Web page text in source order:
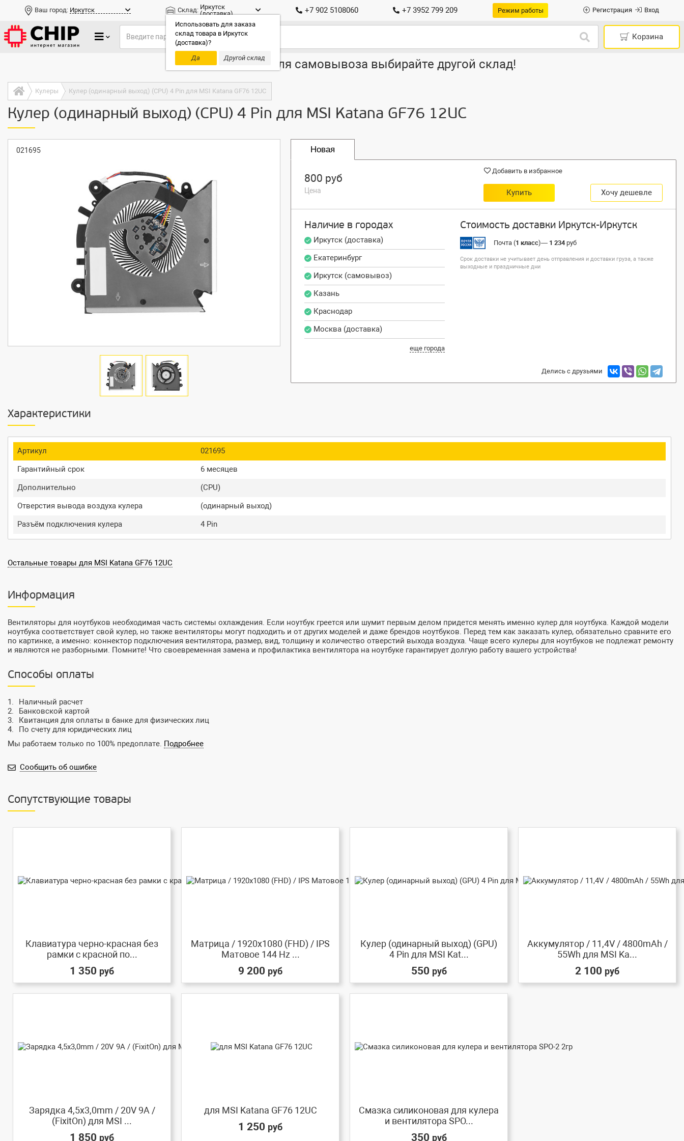
Ваш город: Иркутск Склад: Иркутск
(доставка)
Использовать для заказа
склад товара в Иркутск
(доставка)?
Да
Другой склад
+7 902 5108060 +7 3952 799 209 Режим работы Регистрация Вход
Корзина
Только доставка, для самовывоза выбирайте другой склад!
Кулеры Кулер (одинарный выход) (CPU) 4 Pin для MSI Katana GF76 12UC
Кулер (одинарный выход) (CPU) 4 Pin для MSI Katana GF76 12UC
021695 Новая
800 руб
Цена
Добавить в избранное
Купить Хочу дешевле
Наличие в городах
Иркутск (доставка)
Екатеринбург
Иркутск (самовывоз)
Казань
Краснодар
Москва (доставка)
еще города
Стоимость доставки Иркутск-Иркутск
Почта (1 класс)— 1 234руб
Срок доставки не учитывает день отправления и доставки груза, а также
выходные и праздничные дни
Делись с друзьями
Характеристики
Артикул
021695
Гарантийный срок
6 месяцев
Дополнительно
(CPU)
Отверстия вывода воздуха кулера
(одинарный выход)
Разъём подключения кулера
4 Pin
Остальные товары для MSI Katana GF76 12UC
Информация
Вентиляторы для ноутбуков необходимая часть системы охлаждения. Если ноутбук греется или шумит первым делом придется менять именно кулер для ноутбука. Каждой модели
ноутбука соответствует свой кулер, но также вентиляторы могут подходить и от других моделей и даже брендов ноутбуков. Перед тем как заказать кулер, обязательно сравните его
по картинке, а именно: коннектор подключения вентилятора, размер, вид, толщину и количество отверстий выхода воздуха. Чаще всего кулеры для ноутбуков не подлежат ремонту
и являются не разборными. Помните! Что своевременная замена и профилактика вентилятора на ноутбуке гарантирует долгую работу вашего устройства!
Способы оплаты
Наличный расчет
Банковской картой
Квитанция для оплаты в банке для физических лиц
По счету для юридических лиц
Мы работаем только по 100% предоплате. Подробнее
Сообщить об ошибке
Сопутствующие товары
Клавиатура черно-красная без
рамки c красной по...
1 350 руб
Матрица / 1920x1080 (FHD) / IPS
Матовое 144 Hz ...
9 200 руб
Кулер (одинарный выход) (GPU)
4 Pin для MSI Kat...
550 руб
Аккумулятор / 11,4V / 4800mAh /
55Wh для MSI Ka...
2 100 руб
Зарядка 4,5x3,0mm / 20V 9A /
(FixitOn) для MSI ...
1 850 руб
для MSI Katana GF76 12UC
1 250 руб
Смазка силиконовая для кулера
и вентилятора SPO...
350 руб